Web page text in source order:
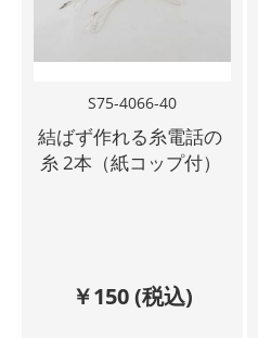
S75-4066-40
結ばず作れる糸電話の
糸 2本（紙コップ付）
￥150(税込)